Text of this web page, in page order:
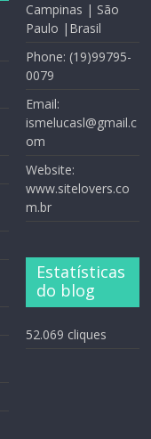
Campinas | São
Paulo |Brasil
Phone: (19)99795-
0079
Email:
ismelucasl@gmail.c
om
Website:
www.sitelovers.co
m.br
Estatísticas
do blog
52.069 cliques